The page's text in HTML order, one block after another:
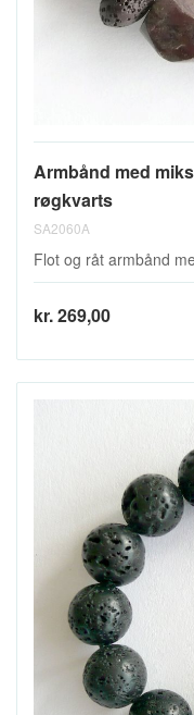
Armbånd med
røgkvarts
SA2060A
Flot og råt armbånd
kr. 269,00